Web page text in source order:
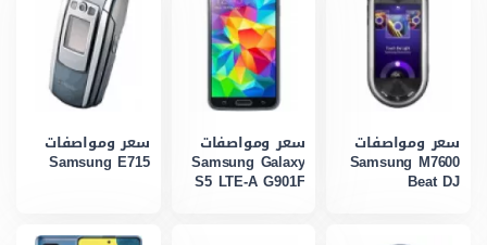
سعر ومواصفات
Samsung M7600
Beat DJ
سعر ومواصفات
Samsung Galaxy
S5 LTE-A G901F
سعر ومواصفات
Samsung E715